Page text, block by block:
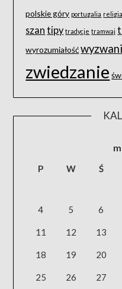
polskie góry portugalia religia
szan tipy tradycje tramwaj
wyrozumiałość
zwiedzanie
P W Ś
4 5 6
11 12 13
18 19 20
25 26 27